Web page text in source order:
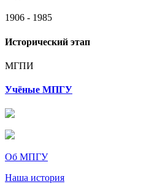
1906 - 1985
Исторический этап
МГПИ
Учёные МПГУ
Об МПГУ
Наша история